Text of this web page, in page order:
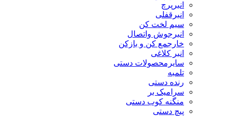
انبرپرچ
انبرقفلی
سیم لخت کن
انبرجوش واتصال
خارجمع کن و بازکن
انبر کلاغی
سایرمحصولات دستی
تلمبه
رنده دستی
سرامیک بر
منگنه کوب دستی
پیچ دستی